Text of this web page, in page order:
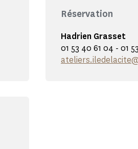
Réservation
Hadrien Grasset
01 53 40 61 04 - 01